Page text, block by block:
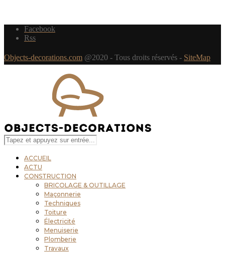
Facebook
Rss
Objects-decorations.com @2020 - Tous droits réservés - SiteMap
ACCUEIL
ACTU
CONSTRUCTION
BRICOLAGE & OUTILLAGE
Maçonnerie
Techniques
Toiture
Électricité
Menuiserie
Plomberie
Travaux